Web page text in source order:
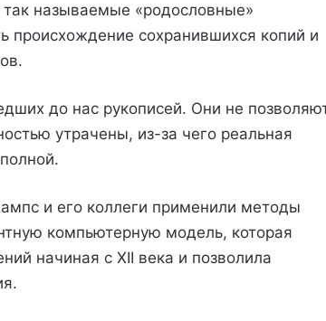
называемые «родословные»
происхождение сохранившихся копий и
до нас рукописей. Они не
утрачены, из-за чего реальная
и его коллеги применили методы
компьютерную модель, которая
начиная с XII века и позволила